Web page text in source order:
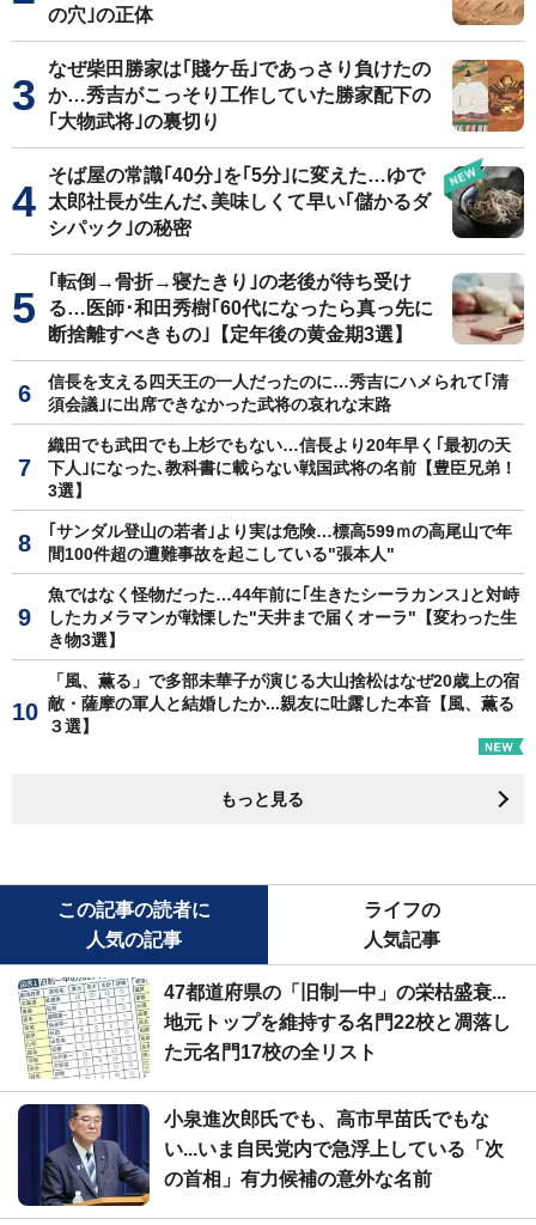
の穴｣の正体
なぜ柴田勝家は｢賤ケ岳｣であっさり負けたの
か…秀吉がこっそり工作していた勝家配下の
｢大物武将｣の裏切り
そば屋の常識｢40分｣を｢5分｣に変えた…ゆで
太郎社長が生んだ､美味しくて早い｢儲かるダ
シパック｣の秘密
｢転倒→骨折→寝たきり｣の老後が待ち受け
る…医師･和田秀樹｢60代になったら真っ先に
断捨離すべきもの｣【定年後の黄金期3選】
信長を支える四天王の一人だったのに…秀吉にハメられて｢清
須会議｣に出席できなかった武将の哀れな末路
織田でも武田でも上杉でもない…信長より20年早く｢最初の天
下人｣になった､教科書に載らない戦国武将の名前【豊臣兄弟！
3選】
｢サンダル登山の若者｣より実は危険…標高599ｍの高尾山で年
間100件超の遭難事故を起こしている"張本人"
魚ではなく怪物だった…44年前に｢生きたシーラカンス｣と対峙
したカメラマンが戦慄した"天井まで届くオーラ"【変わった生
き物3選】
「風、薫る」で多部未華子が演じる大山捨松はなぜ20歳上の宿
敵・薩摩の軍人と結婚したか...親友に吐露した本音【風、薫る
３選】
もっと見る
この記事の読者に
人気の記事
ライフの
人気記事
47都道府県の「旧制一中」の栄枯盛衰...
地元トップを維持する名門22校と凋落し
た元名門17校の全リスト
小泉進次郎氏でも、高市早苗氏でもな
い...いま自民党内で急浮上している「次
の首相」有力候補の意外な名前